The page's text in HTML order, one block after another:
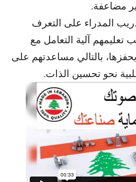
مضاعفة.
المدراء على التعرف
تعليمهم آلية التعامل مع
بالتالي مساعدتهم على
نحو تحسين الذات.